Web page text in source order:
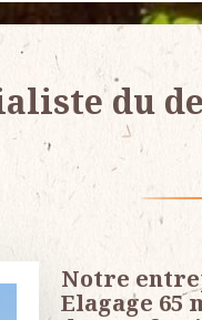
du
Notre
Elagage 65